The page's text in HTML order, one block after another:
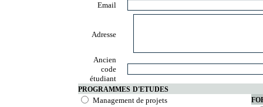
Email
Adresse
Ancien
code
étudiant
PROGRAMMES D'ETUDES
Management de projets